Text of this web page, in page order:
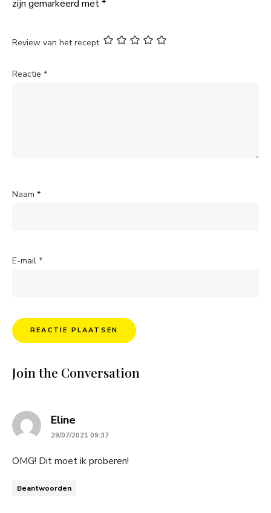
zijn gemarkeerd met*
Review van het recept
Reactie *
Naam *
E-mail *
Join the Conversation
Elinesays:
29/07/2021 09:37
OMG! Dit moet ik proberen!
Beantwoorden